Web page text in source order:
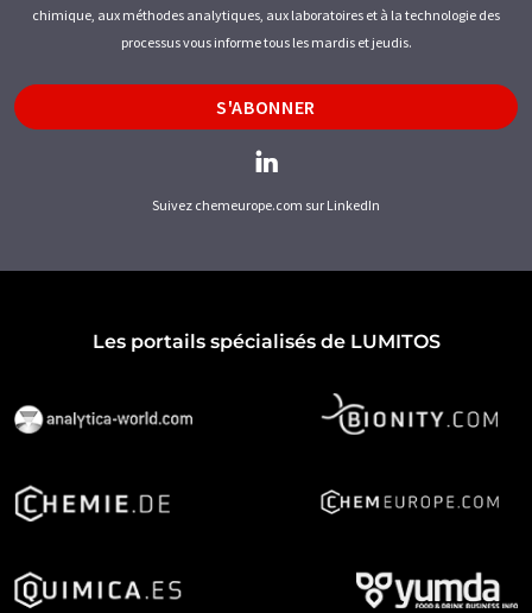
chimique, aux méthodes analytiques, aux laboratoires et à la technologie des
processus vous informe tous les mardis et jeudis.
S'ABONNER
Suivez chemeurope.com sur LinkedIn
Les portails spécialisés de LUMITOS